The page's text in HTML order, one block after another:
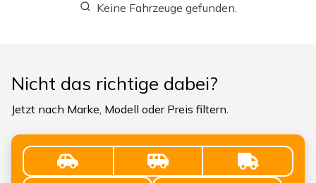
Keine Fahrzeuge gefunden.
Nicht das richtige dabei?
Jetzt nach Marke, Modell oder Preis filtern.